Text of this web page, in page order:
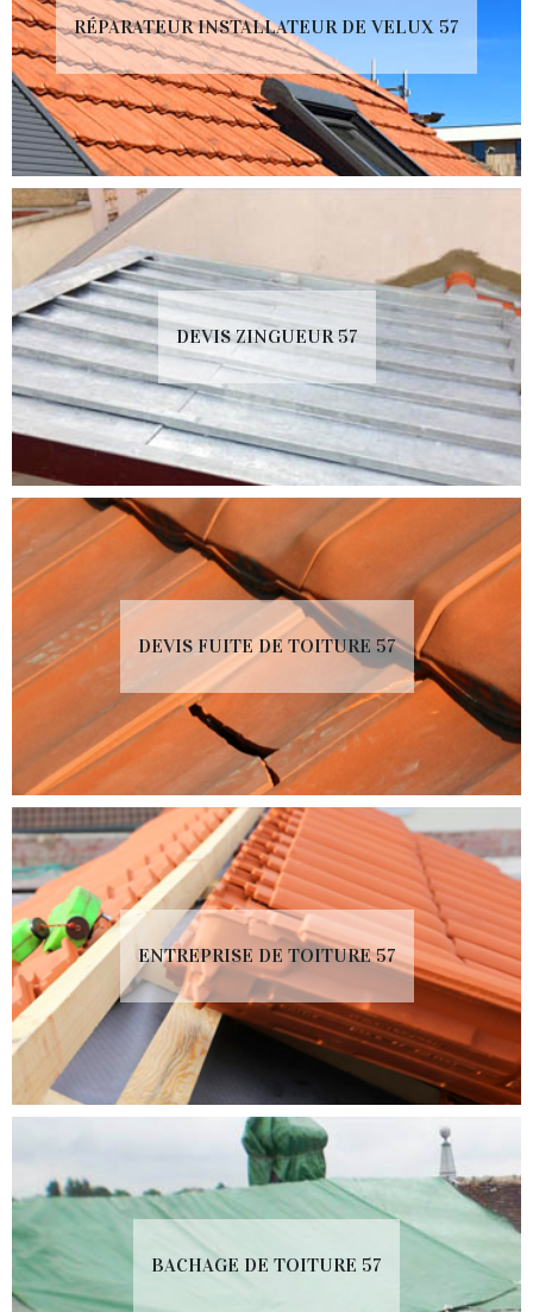
RÉPARATEUR INSTALLATEUR DE VELUX 57
DEVIS ZINGUEUR 57
DEVIS FUITE DE TOITURE 57
ENTREPRISE DE TOITURE 57
BACHAGE DE TOITURE 57